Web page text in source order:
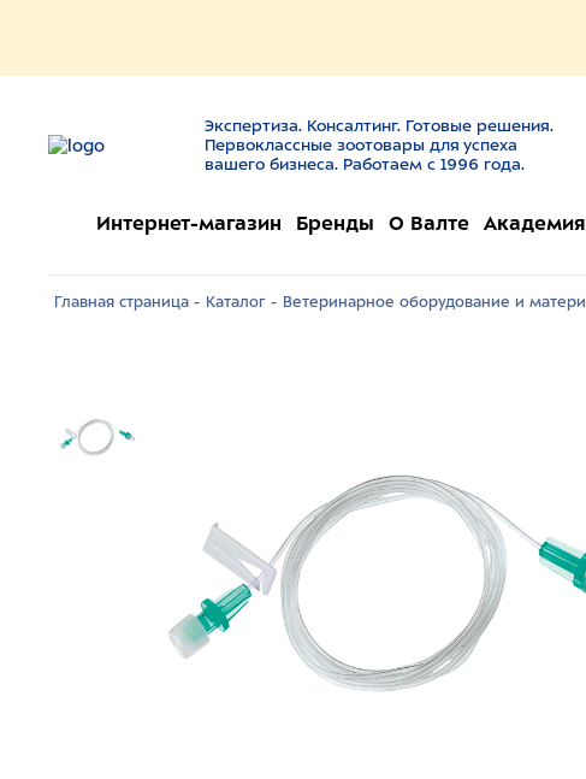
Экспертиза. Консалтинг. Готовые решения.
Первоклассные зоотовары для успеха
вашего бизнеса. Работаем с 1996 года.
Интернет-магазин Бренды О Валте
Главная страница - Каталог - Ветеринарное оборудование и